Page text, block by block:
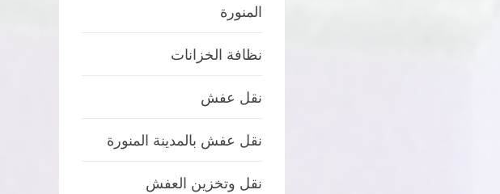
المنورة
نظافة الخزانات
نقل عفش
نقل عفش بالمدينة المنورة
نقل وتخزين العفش